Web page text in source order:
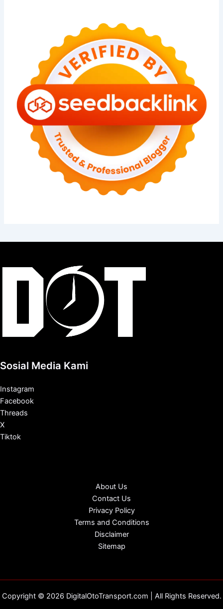
Sosial Media Kami
Instagram
Facebook
Threads
X
Tiktok
About Us
Contact Us
Privacy Policy
Terms and Conditions
Disclaimer
Sitemap
Copyright © 2026 DigitalOtoTransport.com | All Rights Reserved.